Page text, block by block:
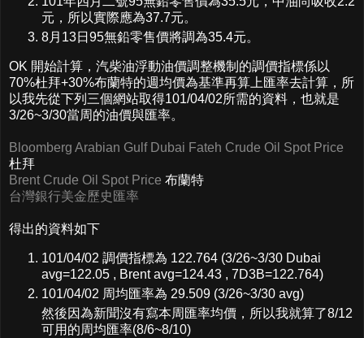
元，所以實際應為37.7元。
8月13日95無鉛零售價將調為35.4元。
OK 開始計算，汽柴油浮動油價調整機制的調價指標係以
70%杜拜+30%布蘭特的週均價為基準再算上匯率去計算，所
以我先從下列三個網站取得101/04/02所需的資料，也就是
3/26~3/30當周的油價與匯率。
Bloomberg Arabian Gulf Dubai Fateh Crude Oil Spot Price
杜拜
Brent Crude Oil Spot Price 布蘭特
台灣銀行美金歷史匯率
得出的資料如下
101/04/02 調價指標為 122.764 (3/26~3/30 Dubai
avg=122.05 , Brent avg=124.43 , 7D3B=122.764)
101/04/02 周均匯率為 29.509 (3/26~3/30 avg)
然後因為新聞沒有寫本周匯率均價，所以我就算了8/12
可用的周均匯率(8/6~8/10)